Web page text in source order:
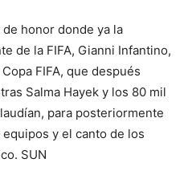
honor donde ya la
de la FIFA, Gianni Infantino,
FIFA, que después
Salma Hayek y los 80 mil
para posteriormente
y el canto de los
SUN